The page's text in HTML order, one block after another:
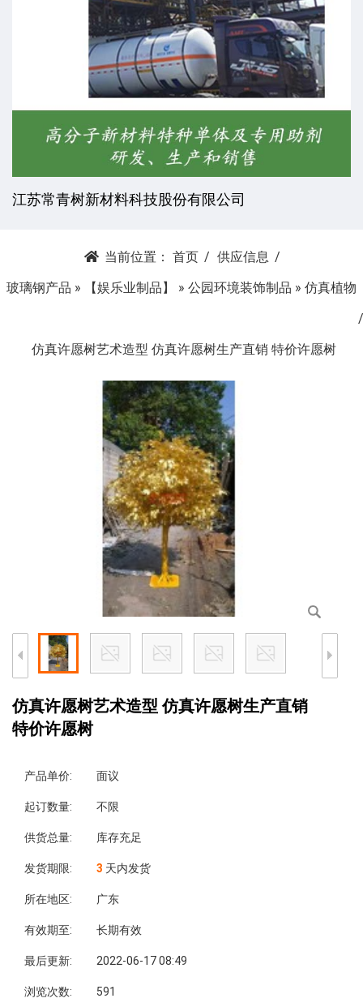
江苏常青树新材料科技股份有限公司
当前位置： 首页
供应信息
玻璃钢产品 » 【娱乐业制品】 » 公园环境装饰制品 » 仿真植物
仿真许愿树艺术造型 仿真许愿树生产直销 特价许愿树
仿真许愿树艺术造型 仿真许愿树生产直销
特价许愿树
产品单价: 面议
起订数量: 不限
供货总量: 库存充足
发货期限: 3 天内发货
所在地区: 广东
有效期至: 长期有效
最后更新: 2022-06-17 08:49
浏览次数: 591